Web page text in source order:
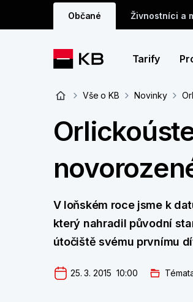
Občané Živnostníci a
Tarify
Vše o KB Novinky
V loňském roce jsme k
který nahradil původní
útočiště svému prvnímu
25. 3. 2015  10:00